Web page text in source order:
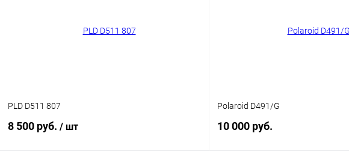
PLD D511 807
8 500 руб. / шт
Polaroid D491/G
10 000 руб.